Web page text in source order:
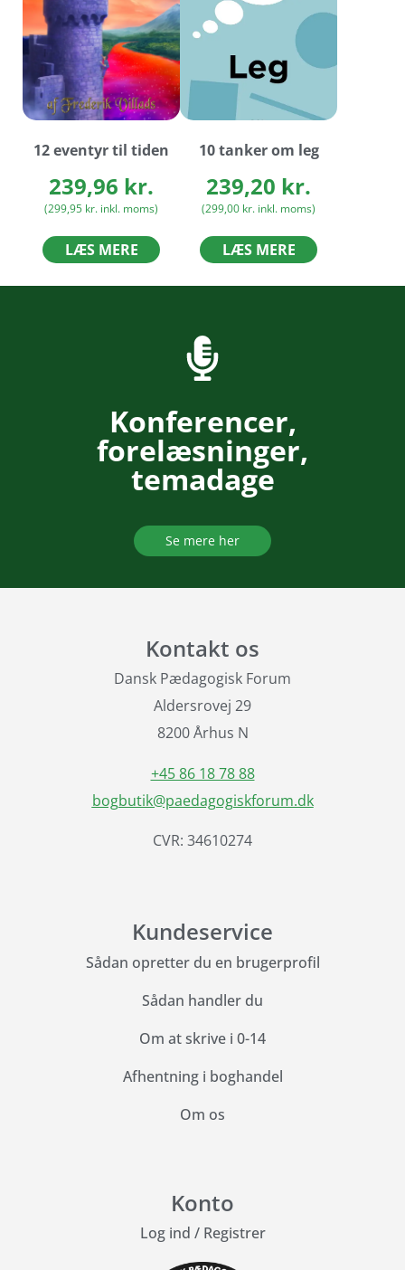
12 eventyr til tiden
239,96 kr.
(299,95 kr. inkl. moms)
LÆS MERE
10 tanker om leg
239,20 kr.
(299,00 kr. inkl. moms)
LÆS MERE
Konferencer,
forelæsninger,
temadage
Se mere her
Kontakt os
Dansk Pædagogisk Forum
Aldersrovej 29
8200 Århus N
+45 86 18 78 88
bogbutik@paedagogiskforum.dk
CVR: 34610274
Kundeservice
Sådan opretter du en brugerprofil
Sådan handler du
Om at skrive i 0-14
Afhentning i boghandel
Om os
Konto
Log ind / Registrer